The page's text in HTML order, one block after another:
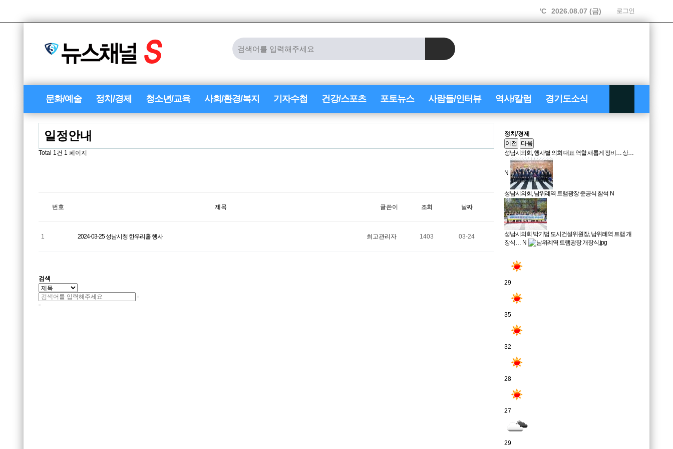
'C 2026.08.07 (금) 로그인
문화/예술 정치/경제 청소년/교육 사회/환경/복지 기자수첩 건강/스포츠 포토뉴스 사람들/인터뷰 역사/칼럼 경기도소식
일정안내
Total 1건 1 페이지
번호 제목 글쓴이 조회 날짜
1 2024-03-25 성남시청 한우리홀 행사 최고관리자 1403 03-24
검색
정치/경제
이전
다음
성남시의회, 행사별 의회 대표 역할 새롭게 정비… 상…
N
성남시의회, 남위례역 트램광장 준공식 참석 N
성남시의회 박기범 도시건설위원장, 남위례역 트램 개
장식… N
29
35
32
28
27
29